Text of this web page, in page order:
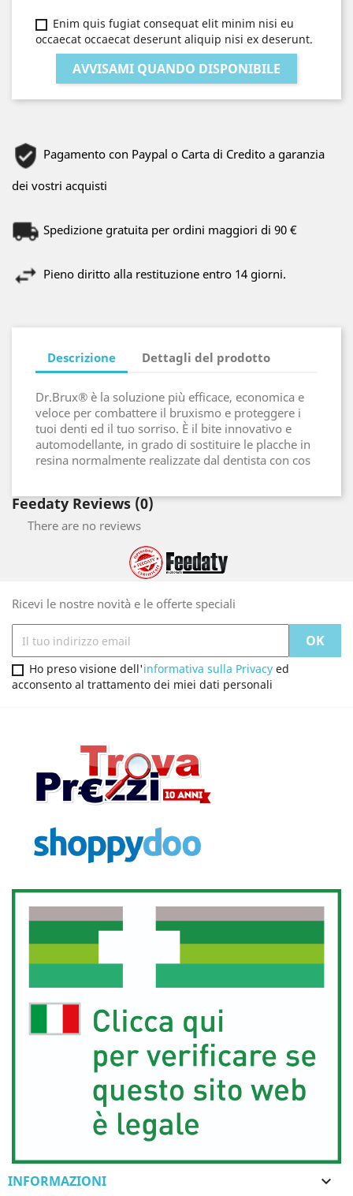
Enim quis fugiat consequat elit minim nisi eu
occaecat occaecat deserunt aliquip nisi ex deserunt.
AVVISAMI QUANDO DISPONIBILE
Pagamento con Paypal o Carta di Credito a garanzia
dei vostri acquisti
Spedizione gratuita per ordini maggiori di 90 €
Pieno diritto alla restituzione entro 14 giorni.
Descrizione Dettagli del prodotto
Dr.Brux® è la soluzione più efficace, economica e
veloce per combattere il bruxismo e proteggere i
tuoi denti ed il tuo sorriso. È il bite innovativo e
automodellante, in grado di sostituire le placche in
resina normalmente realizzate dal dentista con cos
Feedaty Reviews (0)
There are no reviews
Ricevi le nostre novità e le offerte speciali
Ho preso visione dell'informativa sulla Privacy ed
acconsento al trattamento dei miei dati personali
INFORMAZIONI 